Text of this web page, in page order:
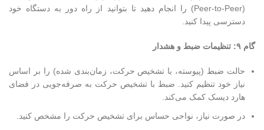
(Peer-to-Peer) را انجام دهید تا بتوانید از راه دور به دستگاه خود
دسترسی پیدا کنید.
گام ۹: تنظیمات ضبط و هشدار
حالت ضبط (پیوسته، با تشخیص حرکت، زمان‌بندی شده) را بر اساس
نیاز خود تنظیم کنید. ضبط با تشخیص حرکت به صرفه‌جویی در فضای
هارد دیسک کمک می‌کند.
در صورت نیاز، نواحی حساس برای تشخیص حرکت را مشخص کنید.